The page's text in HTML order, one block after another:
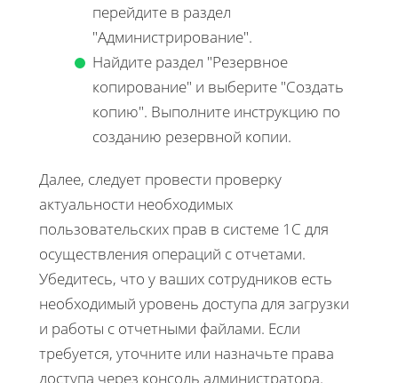
перейдите в раздел
"Администрирование".
Найдите раздел "Резервное
копирование" и выберите "Создать
копию". Выполните инструкцию по
созданию резервной копии.
Далее, следует провести проверку
актуальности необходимых
пользовательских прав в системе 1С для
осуществления операций с отчетами.
Убедитесь, что у ваших сотрудников есть
необходимый уровень доступа для загрузки
и работы с отчетными файлами. Если
требуется, уточните или назначьте права
доступа через консоль администратора.